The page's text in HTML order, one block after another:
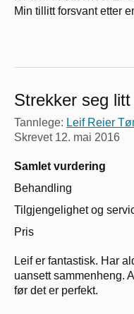
Min tillitt forsvant etter
Strekker seg
Tannlege: Leif Reier
Skrevet 12. mai 2016
Samlet vurdering
Behandling
Tilgjengelighet og
Pris
Leif er fantastisk. Har
uansett sammenheng.
før det er perfekt.